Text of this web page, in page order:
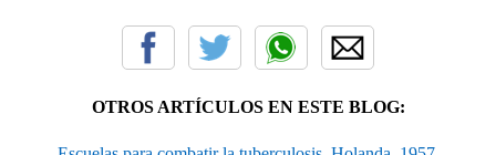
OTROS ARTÍCULOS EN ESTE BLOG: